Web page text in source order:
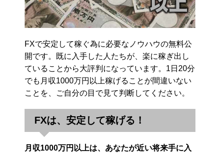
FXで安定して稼ぐ為に必要なノウハウの無料公
開です。既に入手した人たちが、楽に稼ぎ出し
ていることから大評判になっています。1日20分
でも月収1000万円以上稼げることが間違いない
ことを、ご自分の目で見て判断してください。
FXは、安定して稼げる！
月収1000万円以上は、あなたが近い将来手に入